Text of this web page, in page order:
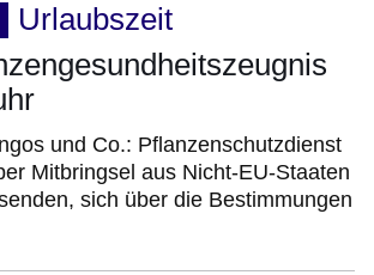
Urlaubszeit
und Co.: Pflanzenschutzdienst
Mitbringsel aus Nicht-EU-Staaten
sich über die Bestimmungen